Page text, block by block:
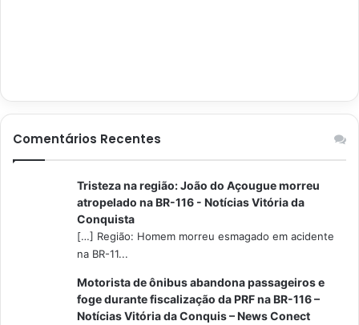
Comentários Recentes
Tristeza na região: João do Açougue morreu
atropelado na BR-116 - Notícias Vitória da
Conquista
[…] Região: Homem morreu esmagado em acidente
na BR-11...
Motorista de ônibus abandona passageiros e
foge durante fiscalização da PRF na BR-116 –
Notícias Vitória da Conquis – News Conect